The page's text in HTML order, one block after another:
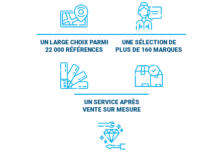
UN LARGE CHOIX PARMI
22 000 RÉFÉRENCES
UNE SÉLECTION DE
PLUS DE 160 MARQUES
UN SERVICE APRÈS
VENTE SUR MESURE